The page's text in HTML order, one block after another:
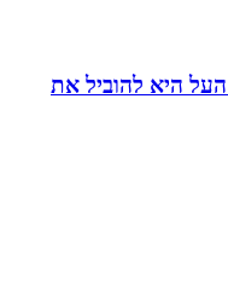
העל היא להוביל את